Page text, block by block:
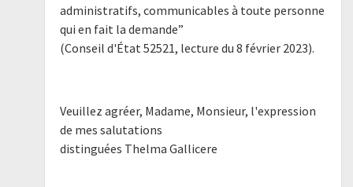
administratifs, communicables à toute personne
qui en fait la demande”
(Conseil d'État 52521, lecture du 8 février 2023).
Veuillez agréer, Madame, Monsieur, l'expression
de mes salutations
distinguées Thelma Gallicere